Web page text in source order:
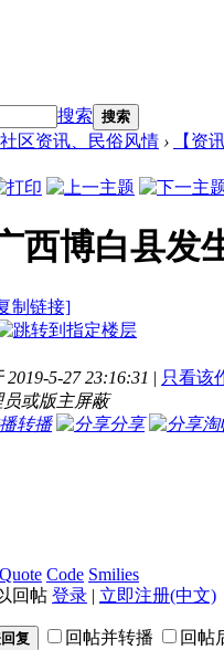
搜索 搜索
社区资讯、民俗风情 › 【资
西博白县发
制链接]
2019-5-27 23:16:31 | 只看该
或版主屏蔽
转播 分享 淘
Quote Code Smilies
回帖 登录 | 立即注册(中文)
复 回帖并转播 回帖